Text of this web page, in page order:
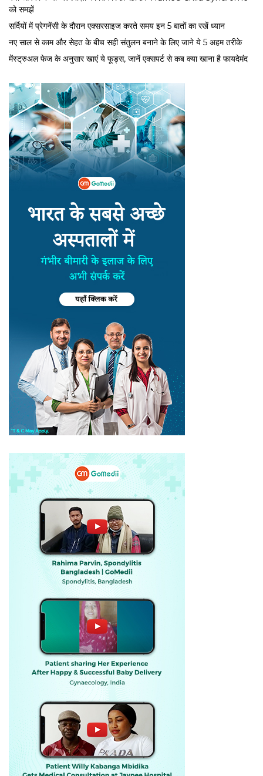
को समझें
सर्द‍ियों में प्रेगनेंसी के दौरान एक्सरसाइज करते समय इन 5 बातों का रखें ध्यान
नए साल से काम और सेहत के बीच सही संतुलन बनाने के लिए जाने ये 5 अहम तरीके
मेंस्ट्रुअल फेज के अनुसार खाएं ये फूड्स, जानें एक्सपर्ट से कब क्या खाना है फायदेमंद